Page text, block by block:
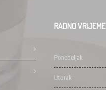
RADNOVRIJEME
Ponedeljak
Utorak